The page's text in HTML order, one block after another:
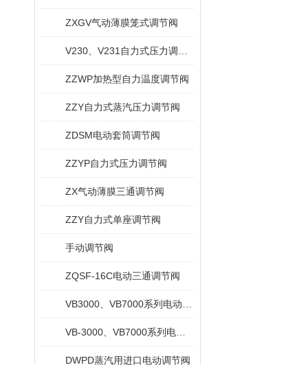
ZXGV气动薄膜笼式调节阀
ZZWP加热型自力温度调节阀
ZZY自力式蒸汽压力调节阀
ZDSM电动套筒调节阀
ZZYP自力式压力调节阀
ZX气动薄膜三通调节阀
ZZY自力式单座调节阀
手动调节阀
ZQSF-16C电动三通调节阀
DWPD蒸汽用进口电动调节阀